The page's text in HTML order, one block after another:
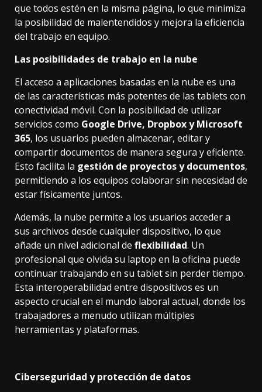
que todos estén en la misma página, lo que minimiza
la posibilidad de malentendidos y mejora la eficiencia
del trabajo en equipo.
Las posibilidades de trabajo en la nube
El acceso a aplicaciones basadas en la nube es una
de las características más potentes de las tablets con
conectividad móvil. Con la posibilidad de utilizar
servicios como Google Drive, Dropbox y Microsoft
365, los usuarios pueden almacenar, editar y
compartir documentos de manera segura y eficiente.
Esto facilita la gestión de proyectos y documentos,
permitiendo a los equipos colaborar sin necesidad de
estar físicamente juntos.
Además, la nube permite a los usuarios acceder a
sus archivos desde cualquier dispositivo, lo que
añade un nivel adicional de flexibilidad. Un
profesional que olvida su laptop en la oficina puede
continuar trabajando en su tablet sin perder tiempo.
Esta interoperabilidad entre dispositivos es un
aspecto crucial en el mundo laboral actual, donde los
trabajadores a menudo utilizan múltiples
herramientas y plataformas.
Ciberseguridad y protección de datos